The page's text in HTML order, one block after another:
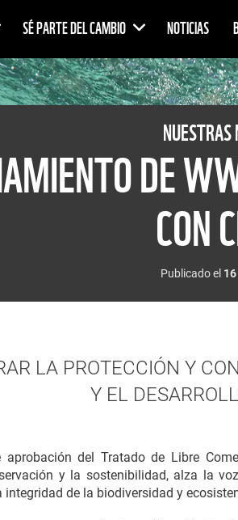
SÉ PARTE DEL CAMBIO NOTICIAS
NUESTRAS
DE
CON
Publicado el
LA PROTECCIÓN Y
Y EL
del Tratado de Libre
y la sostenibilidad, alza la
de la biodiversidad y